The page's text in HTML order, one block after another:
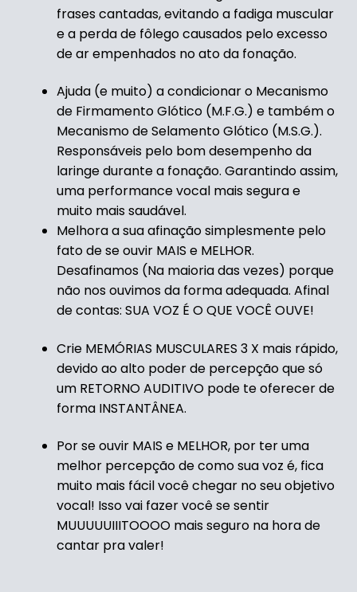
frases cantadas,evitando a fadiga muscular
e a perdade fôlego causados pelo excesso
de ar empenhados no ato da fonação.
Ajuda (e muito) a condicionaro Mecanismo
de Firmamento Glótico (M.F.G.) e também o
Mecanismode Selamento Glótico (M.S.G.).
Responsáveis pelo bom desempenhoda
laringedurante a fonação. Garantindo assim,
uma performancevocal mais segurae
muito mais saudável.
Melhora a sua afinaçãosimplesmente pelo
fatode se ouvir MAIS e MELHOR.
Desafinamos (Na maioria das vezes) porque
não nos ouvimosda forma adequada. Afinal
de contas: SUA VOZ É O QUE VOCÊ OUVE!
Crie MEMÓRIAS MUSCULARES 3 X mais rápido,
devidoao alto poder de percepçãoque só
um RETORNO AUDITIVO pode te oferecer de
forma INSTANTÂNEA.
Por se ouvir MAIS e MELHOR, por ter uma
melhor percepçãode como sua voz é, fica
muito mais fácilvocê chegar no seu objetivo
vocal! Isso vai fazer vocêse sentir
MUUUUUIIITOOOO mais seguro na horade
cantar pra valer!